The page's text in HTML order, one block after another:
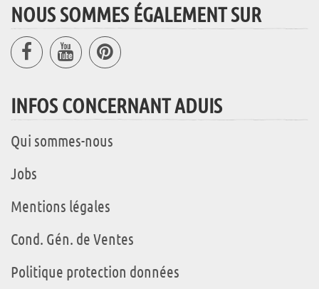
NOUS SOMMES ÉGALEMENT SUR
INFOS CONCERNANT ADUIS
Qui sommes-nous
Jobs
Mentions légales
Cond. Gén. de Ventes
Politique protection données